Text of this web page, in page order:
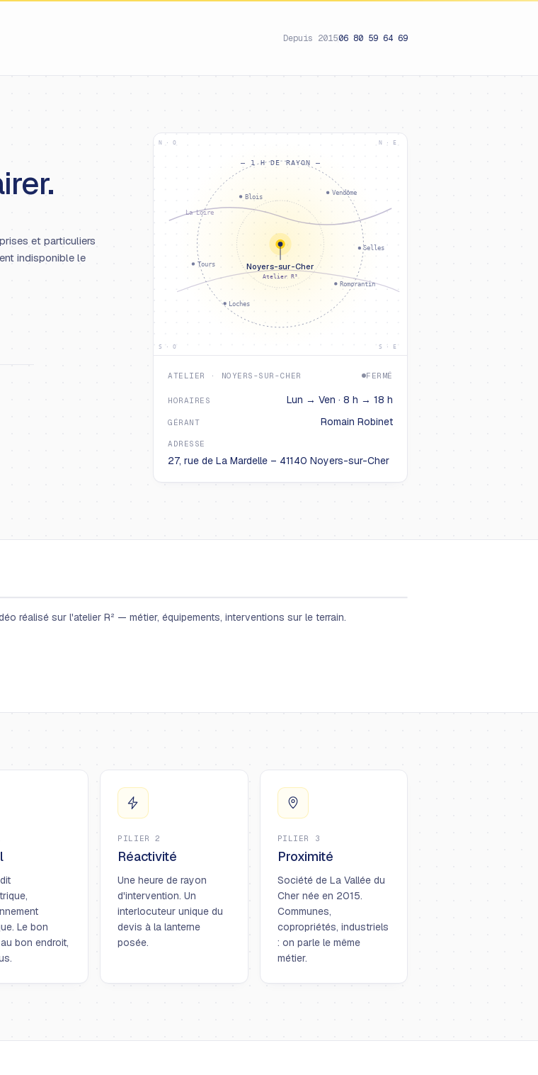
Depuis 201506 80 59 64 69
et particuliers
indisponible le
La Loire
Blois
Tours
Vendôme
Romorantin
Loches
Selles
Noyers-sur-Cher
Atelier R²
— 1 H DE RAYON —
N · O N · E
S · O S · E
ATELIER · NOYERS-SUR-CHER FERMÉ
HORAIRES Lun → Ven · 8 h → 18 h
GÉRANT Romain Robinet
ADRESSE
27, rue de La Mardelle – 41140 Noyers-sur-Cher
réalisé sur l'atelier R² — métier, équipements, interventions sur le terrain.
Le bon
bon endroit,
PILIER 2
Réactivité
Une heure de rayon
d'intervention. Un
interlocuteur unique du
devis à la lanterne
posée.
PILIER 3
Proximité
Société de La Vallée du
Cher née en 2015.
Communes,
copropriétés, industriels
: on parle le même
métier.